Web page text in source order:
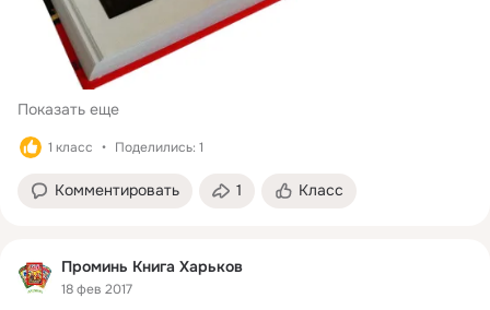
Показать еще
1 класс Поделились: 1
Комментировать 1 Класс
Проминь Книга Харьков
18 фев 2017